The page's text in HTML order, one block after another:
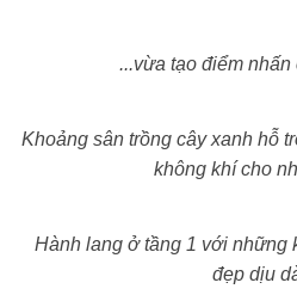
...vừa tạo điểm
Khoảng sân trồng cây xanh hỗ
không khí cho
Hành lang ở tầng 1 với những
đẹp dịu